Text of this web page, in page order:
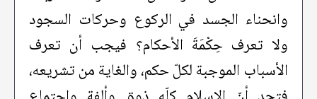
وانحناء الجسد في الركوع وحركات السجود
ولا تعرف حِكْمَةَ الأحكام؟ فيجب أن تعرف
الأسباب الموجبة لكلّ حكم، والغاية من تشريعه،